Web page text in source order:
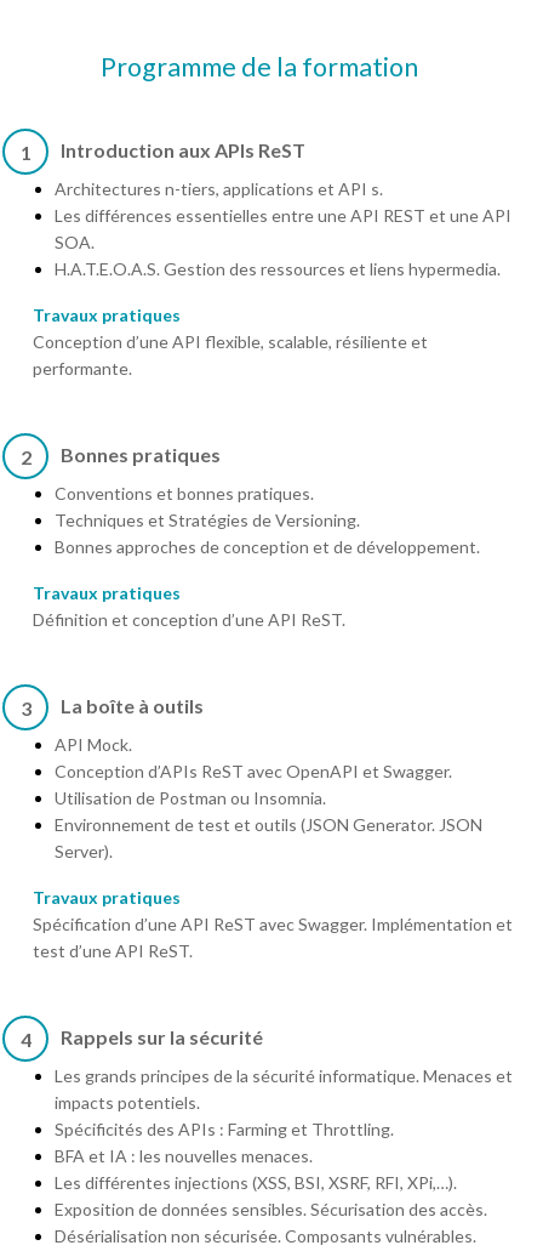
Programme de la formation
1 Introduction aux APIs ReST
Architectures n-tiers, applications et API s.
Les différences essentielles entre une API REST et une API
SOA.
H.A.T.E.O.A.S. Gestion des ressources et liens hypermedia.
Travaux pratiques
Conception d’une API flexible, scalable, résiliente et
performante.
2 Bonnes pratiques
Conventions et bonnes pratiques.
Techniques et Stratégies de Versioning.
Bonnes approches de conception et de développement.
Travaux pratiques
Définition et conception d’une API ReST.
3 La boîte à outils
API Mock.
Conception d’APIs ReST avec OpenAPI et Swagger.
Utilisation de Postman ou Insomnia.
Environnement de test et outils (JSON Generator. JSON
Server).
Travaux pratiques
Spécification d’une API ReST avec Swagger. Implémentation et
test d’une API ReST.
4 Rappels sur la sécurité
Les grands principes de la sécurité informatique. Menaces et
impacts potentiels.
Spécificités des APIs : Farming et Throttling.
BFA et IA : les nouvelles menaces.
Les différentes injections (XSS, BSI, XSRF, RFI, XPi,…).
Exposition de données sensibles. Sécurisation des accès.
Désérialisation non sécurisée. Composants vulnérables.